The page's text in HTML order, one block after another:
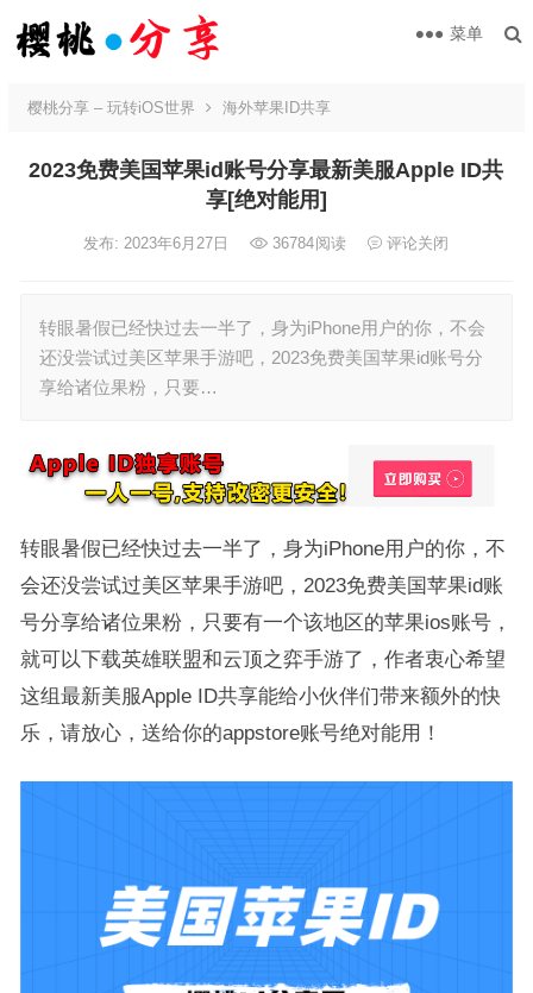
菜单
樱桃分享 – 玩转iOS世界 海外苹果ID共享
2023免费美国苹果id账号分享最新美服Apple ID共
享[绝对能用]
发布: 2023年6月27日 36784阅读 评论关闭
转眼暑假已经快过去一半了，身为iPhone用户的你，不会
还没尝试过美区苹果手游吧，2023免费美国苹果id账号分
享给诸位果粉，只要…
转眼暑假已经快过去一半了，身为iPhone用户的你，不
会还没尝试过美区苹果手游吧，2023免费美国苹果id账
号分享给诸位果粉，只要有一个该地区的苹果ios账号，
就可以下载英雄联盟和云顶之弈手游了，作者衷心希望
这组最新美服Apple ID共享能给小伙伴们带来额外的快
乐，请放心，送给你的appstore账号绝对能用！